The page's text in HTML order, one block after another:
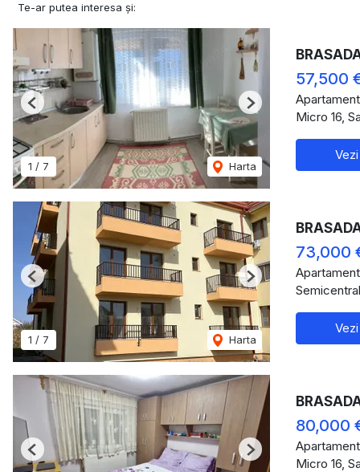
Te-ar putea interesa și:
1 / 7 Harta
Previous Next
57,500
Micro 16,
1 / 7 Harta
Previous Next
73,000
Previous Next
80,000
Micro 16,